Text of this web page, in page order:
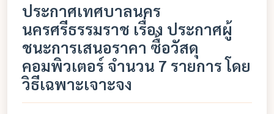
ประกาศเทศบาลนคร
นครศรีธรรมราช เรื่อง ประกาศผู้
ชนะการเสนอราคา ซื้อวัสดุ
คอมพิวเตอร์ จำนวน 7 รายการ โดย
วิธีเฉพาะเจาะจง